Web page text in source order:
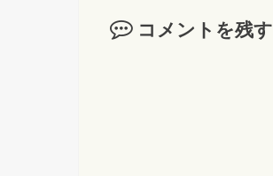
コメントを残す